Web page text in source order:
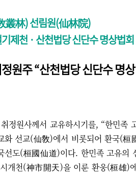
叢林) 선림원(仙林院)
제천 · 산천법당 신단수 명상법회
원주 “​산천법당 신단수 명
취정원사께서 교유하시기를, “한민
화 선교(仙敎)에서 비롯되어 환국(桓
선도(桓國仙道)이다. 한민족 고유의
개천(神市開天)을 이룬 환웅(桓雄)